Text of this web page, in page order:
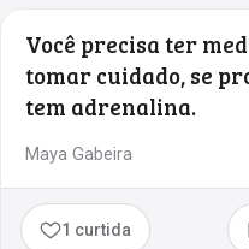
Você precisa ter
tomar cuidado, se
tem adrenalina.
Maya Gabeira
1 curtida